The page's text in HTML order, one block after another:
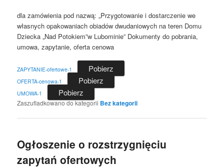
dla zamówienia pod nazwą: „Przygotowanie i dostarczenie we
własnych opakowaniach obiadów dwudaniowych na teren Domu
Dziecka „Nad Potokiem”w Lubominie” Dokumenty do pobrania,
umowa, zapytanie, oferta cenowa
ZAPYTANIE-ofertowe-1 Pobierz
OFERTA-cenowa-1 Pobierz
UMOWA-1 Pobierz
Zaszufladkowano do kategorii Bez kategorii
Ogłoszenie o rozstrzygnięciu
zapytań ofertowych